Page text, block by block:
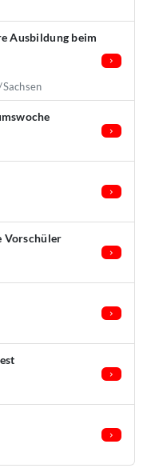
Ausbildung beim
Vorschüler